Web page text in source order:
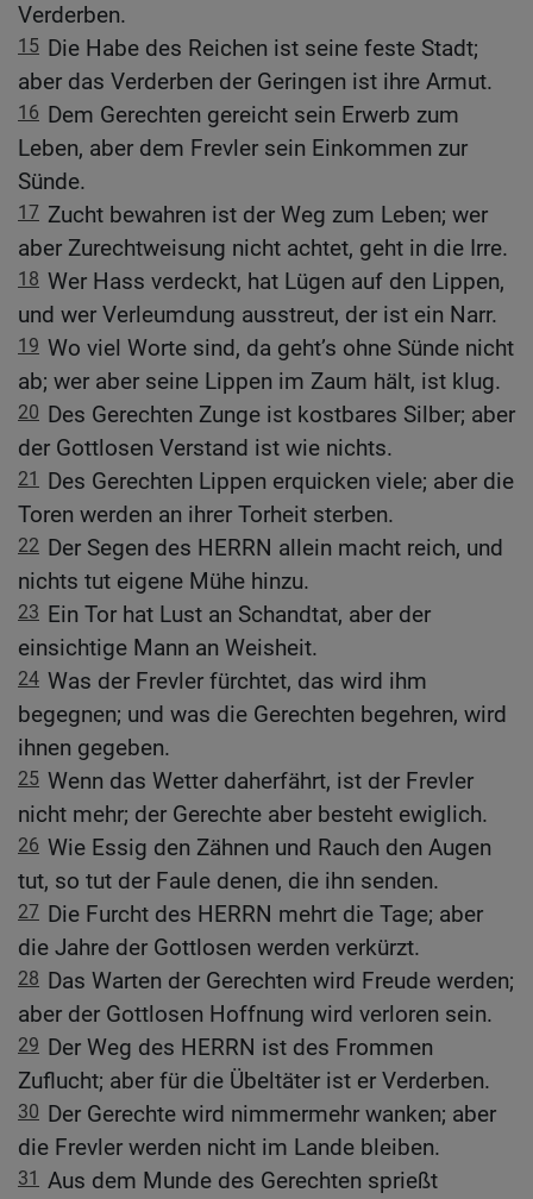
Verderben.
15 Die Habe des Reichen ist seine feste Stadt;
aber das Verderben der Geringen ist ihre Armut.
16 Dem Gerechten gereicht sein Erwerb zum
Leben, aber dem Frevler sein Einkommen zur
Sünde.
17 Zucht bewahren ist der Weg zum Leben; wer
aber Zurechtweisung nicht achtet, geht in die Irre.
18 Wer Hass verdeckt, hat Lügen auf den Lippen,
und wer Verleumdung ausstreut, der ist ein Narr.
19 Wo viel Worte sind, da geht’s ohne Sünde nicht
ab; wer aber seine Lippen im Zaum hält, ist klug.
20 Des Gerechten Zunge ist kostbares Silber; aber
der Gottlosen Verstand ist wie nichts.
21
Des Gerechten Lippen erquicken viele; aber die
Toren werden an ihrer Torheit sterben.
22 Der Segen des HERRN allein macht reich, und
nichts tut eigene Mühe hinzu.
23 Ein Tor hat Lust an Schandtat, aber der
einsichtige Mann an Weisheit.
24 Was der Frevler fürchtet, das wird ihm
begegnen; und was die Gerechten begehren, wird
ihnen gegeben.
25 Wenn das Wetter daherfährt, ist der Frevler
nicht mehr; der Gerechte aber besteht ewiglich.
26 Wie Essig den Zähnen und Rauch den Augen
tut, so tut der Faule denen, die ihn senden.
27 Die Furcht des HERRN mehrt die Tage; aber
die Jahre der Gottlosen werden verkürzt.
28 Das Warten der Gerechten wird Freude werden;
aber der Gottlosen Hoffnung wird verloren sein.
29 Der Weg des HERRN ist des Frommen
Zuflucht; aber für die Übeltäter ist er Verderben.
30 Der Gerechte wird nimmermehr wanken; aber
die Frevler werden nicht im Lande bleiben.
31 Aus dem Munde des Gerechten sprießt